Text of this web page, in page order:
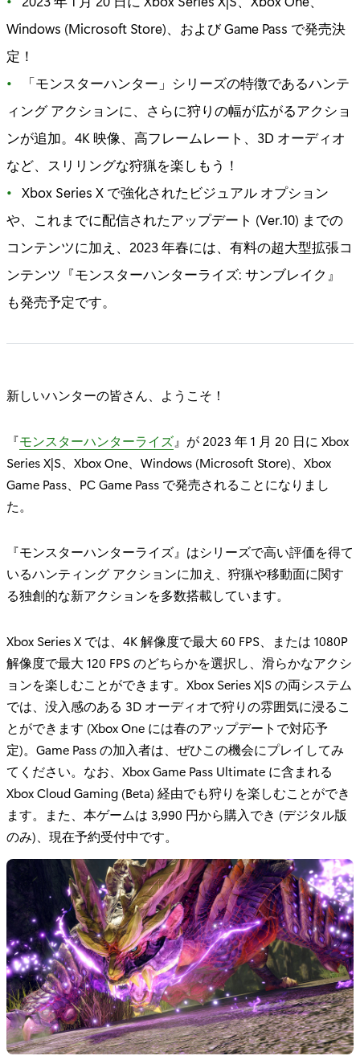
Windows (Microsoft Store)、および Game Pass で発売決
定！
「モンスターハンター」シリーズの特徴であるハンテ
ィング アクションに、さらに狩りの幅が広がるアクショ
ンが追加。4K 映像、高フレームレート、3D オーディオ
など、スリリングな狩猟を楽しもう！
Xbox Series X で強化されたビジュアル オプション
や、これまでに配信されたアップデート (Ver.10) までの
コンテンツに加え、2023 年春には、有料の超大型拡張コ
ンテンツ『モンスターハンターライズ: サンブレイク』
も発売予定です。
新しいハンターの皆さん、ようこそ！
『モンスターハンターライズ』が 2023 年 1 月 20 日に Xbox
Series X|S、Xbox One、Windows (Microsoft Store)、Xbox
Game Pass、PC Game Pass で発売されることになりまし
た。
『モンスターハンターライズ』はシリーズで高い評価を得て
いるハンティング アクションに加え、狩猟や移動面に関す
る独創的な新アクションを多数搭載しています。
Xbox Series X では、4K 解像度で最大 60 FPS、または 1080P
解像度で最大 120 FPS のどちらかを選択し、滑らかなアクシ
ョンを楽しむことができます。Xbox Series X|S の両システム
では、没入感のある 3D オーディオで狩りの雰囲気に浸るこ
とができます (Xbox One には春のアップデートで対応予
定)。Game Pass の加入者は、ぜひこの機会にプレイしてみ
てください。なお、Xbox Game Pass Ultimate に含まれる
Xbox Cloud Gaming (Beta) 経由でも狩りを楽しむことができ
ます。また、本ゲームは 3,990 円から購入でき (デジタル版
のみ)、現在予約受付中です。